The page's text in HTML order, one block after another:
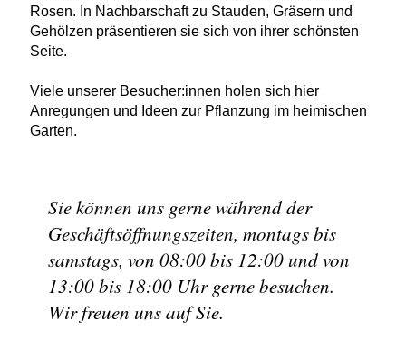
Rosen. In Nachbarschaft zu Stauden, Gräsern und
Gehölzen präsentieren sie sich von ihrer schönsten
Seite.
Viele unserer Besucher:innen holen sich hier
Anregungen und Ideen zur Pflanzung im heimischen
Garten.
Sie können uns gerne während der
Geschäftsöffnungszeiten, montags bis
samstags, von 08:00 bis 12:00 und von
13:00 bis 18:00 Uhr gerne besuchen.
Wir freuen uns auf Sie.